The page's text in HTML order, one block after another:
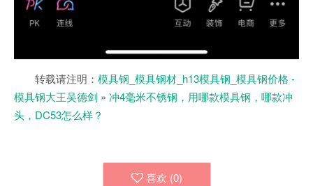
转载请注明： 模具钢_模具钢材_h13模具钢_模具钢价格 -
模具钢大王吴德剑 » 冲4毫米不锈钢，用哪款模具钢，哪款冲
头，DC53怎么样？
喜欢 (0)